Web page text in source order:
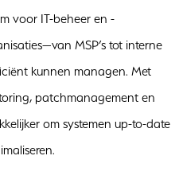
voor IT-beheer en -
MSP’s tot interne
kunnen managen. Met
patchmanagement en
om systemen up-to-date